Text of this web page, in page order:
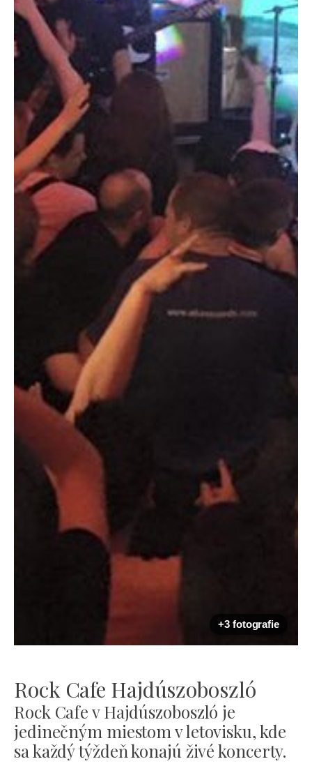
+3 fotografie
Rock Cafe Hajdúszoboszló
Rock Cafe v Hajdúszoboszló je
jedinečným miestom v letovisku, kde
sa každý týždeň konajú živé koncerty.